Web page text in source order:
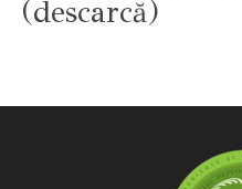
(descarcă)